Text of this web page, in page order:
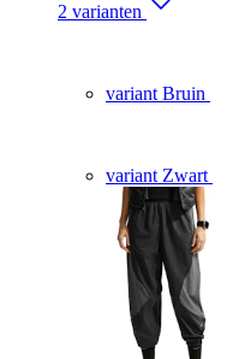
2 varianten
variant Bruin
variant Zwart